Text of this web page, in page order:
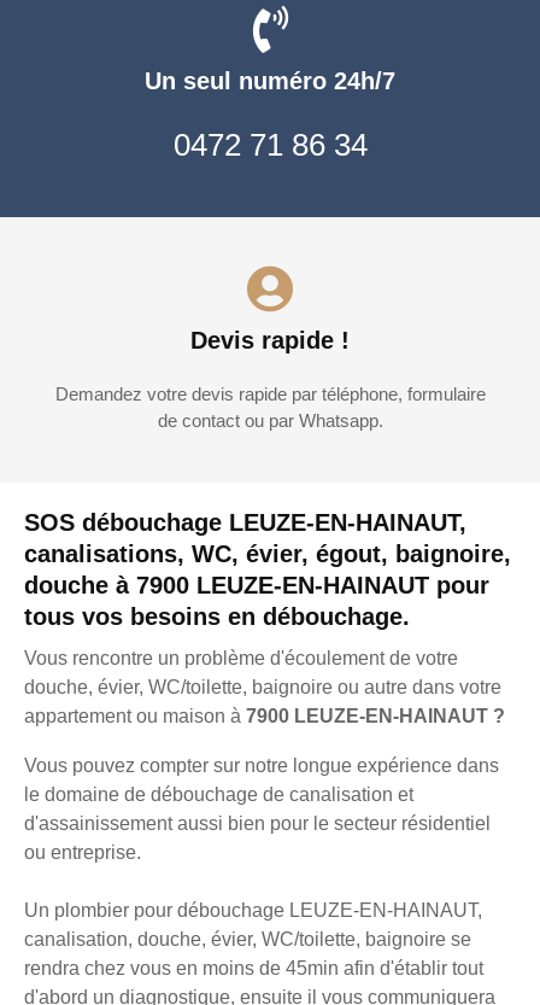
SOS débouchage LEUZE-EN-HAINAUT,
canalisations, WC, évier, égout, baignoire,
douche à 7900 LEUZE-EN-HAINAUT pour
tous vos besoins en débouchage.
Vous rencontre un problème d'écoulement de votre
douche, évier, WC/toilette, baignoire ou autre dans votre
appartement ou maison à 7900 LEUZE-EN-HAINAUT ?
Vous pouvez compter sur notre longue expérience dans
le domaine de débouchage de canalisation et
d'assainissement aussi bien pour le secteur résidentiel
ou entreprise.
Un plombier pour débouchage LEUZE-EN-HAINAUT,
canalisation, douche, évier, WC/toilette, baignoire se
rendra chez vous en moins de 45min afin d'établir tout
d'abord un diagnostique, ensuite il vous communiquera
Un seul numéro 24h/7
0472 71 86 34
Devis rapide !
Demandez votre devis rapide par téléphone, formulaire
de contact ou par Whatsapp.